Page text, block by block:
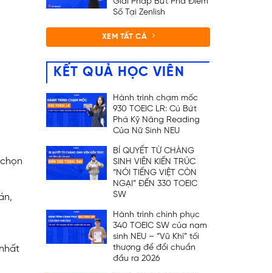
Số Tại Zenlish
XEM TẤT CẢ
KẾT QUẢ HỌC VIÊN
Hành trình chạm mốc
930 TOEIC LR: Cú Bứt
Phá Kỹ Năng Reading
Của Nữ Sinh NEU
BÍ QUYẾT TỪ CHÀNG
SINH VIÊN KIẾN TRÚC
“NÓI TIẾNG VIỆT CÒN
NGẠI” ĐẾN 330 TOEIC
SW
Hành trình chinh phục
340 TOEIC SW của nam
sinh NEU – “Vũ Khí” tối
thượng để đổi chuẩn
đầu ra 2026